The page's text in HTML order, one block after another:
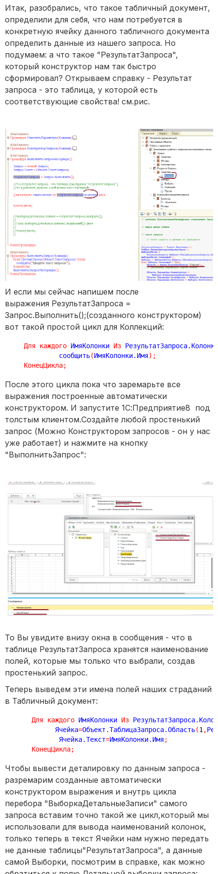
Итак, разобрались, что такое табличный документ,
определили для себя, что нам потребуется в
конкретную ячейку данного табличного документа
определить данные из нашего запроса. Но
подумаем: а что такое "РезультатЗапроса",
который конструктор нам так быстро
сформировал? Открываем справку - Результат
запроса - это таблица, у которой есть
соответствующие свойства! см.рис.
И если мы сейчас напишем после
выражения РезультатЗапроса =
Запрос.Выполнить();(созданного конструктором)
вот такой простой цикл для Коллекций:
Для каждого ИмяКолонки Из
сообщить(ИмяКолонки.Имя) ;
КонецЦикла;
После этого цикла пока что заремарьте все
выражения построенные автоматически
конструктором. И запустите 1С:Предприятие8 под
толстым клиентом.Создайте любой простенький
запрос (Можно Конструктором запросов - он у нас
уже работает) и нажмите на кнопку
"ВыполнитьЗапрос":
То Вы увидите внизу окна в сообщения - что в
таблице РезультатЗапроса хранятся наименование
полей, которые мы только что выбрали, создав
простенький запрос.
Теперь выведем эти имена полей наших страданий
в Табличный документ:
Для каждого ИмяКолонки Из
Ячейка=Объект.ТаблицаЗапроса.Область(1 ,
Ячейка.Текст=ИмяКолонки.Имя ;
КонецЦикла;
Чтобы вывести деталировку по данным запроса -
разремарим созданные автоматически
конструктором выражения и внутрь цикла
перебора "ВыборкаДетальныеЗаписи" самого
запроса вставим точно такой же цикл,который мы
использовали для вывода наименований колонок,
только теперь в текст Ячейки нам нужно передать
не данные таблицы"РезультатЗапроса", а данные
самой Выборки, посмотрим в справке, как можно